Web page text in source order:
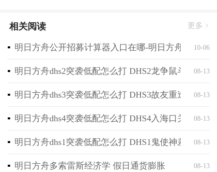
更多的游戏关卡挑战，从中获取到丰厚的塔防游戏乐
相关阅读 更多
明日方舟公开招募计算器入口在哪-明日方舟公开招
10-06
明日方舟dhs2突袭低配怎么打 DHS2龙争鼠斗关卡详
08-13
明日方舟dhs3突袭低配怎么打 DHS3故友重逢关卡详
08-13
明日方舟dhs4突袭低配怎么打 DHS4入海口关卡详细
08-13
明日方舟dhs1突袭低配怎么打 DHS1鬼使神差关卡打
08-13
明日方舟多索雷斯经济学 假日通货膨胀 08-13